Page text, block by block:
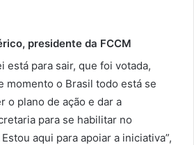
presidente da FCCM
está para sair, que foi votada,
momento o Brasil todo está se
o plano de ação e dar a
para se habilitar no
aqui para apoiar a iniciativa”,